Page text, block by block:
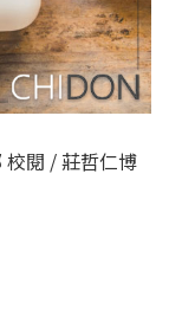
閱 / 莊哲仁博